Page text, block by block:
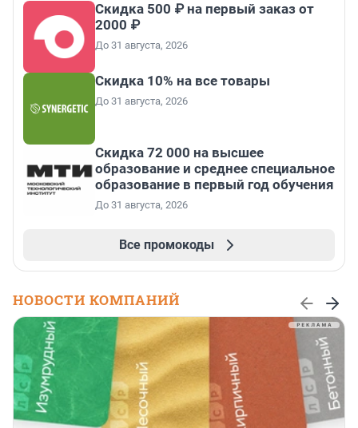
Скидка 500 ₽ на первый заказ от
2000 ₽
До 31 августа, 2026
Скидка 10% на все товары
До 31 августа, 2026
Скидка 72 000 на высшее
образование и среднее специальное
образование в первый год обучения
До 31 августа, 2026
Все промокоды
НОВОСТИ КОМПАНИЙ